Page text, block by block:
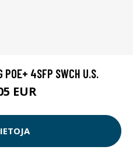
4SFP SWCH U.S.
EUR